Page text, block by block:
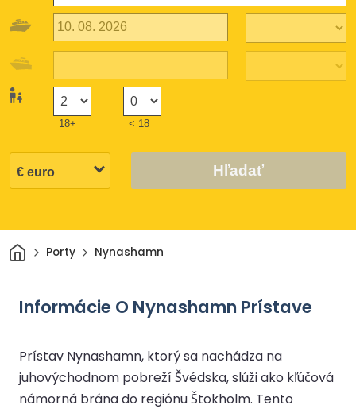
18+ < 18
Hľadať
Domov
Porty Nynashamn
Informácie O Nynashamn Prístave
Prístav Nynashamn, ktorý sa nachádza na
juhovýchodnom pobreží Švédska, slúži ako kľúčová
námorná brána do regiónu Štokholm. Tento